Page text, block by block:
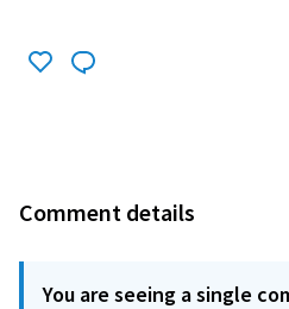
Comment details
You are seeing a single